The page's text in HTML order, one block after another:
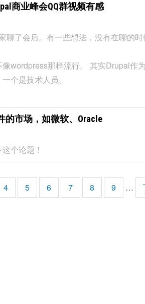
商业峰会QQ群视频有感
聊了会后。有一些想法，没有在聊的
wordpress那样流行。 其实Drupal作
个是技术人员。
的市场，如微软、Oracle
个论题！
页
面
4
页
面
5
页
面
6
页
面
7
页
面
8
页
面
9 …